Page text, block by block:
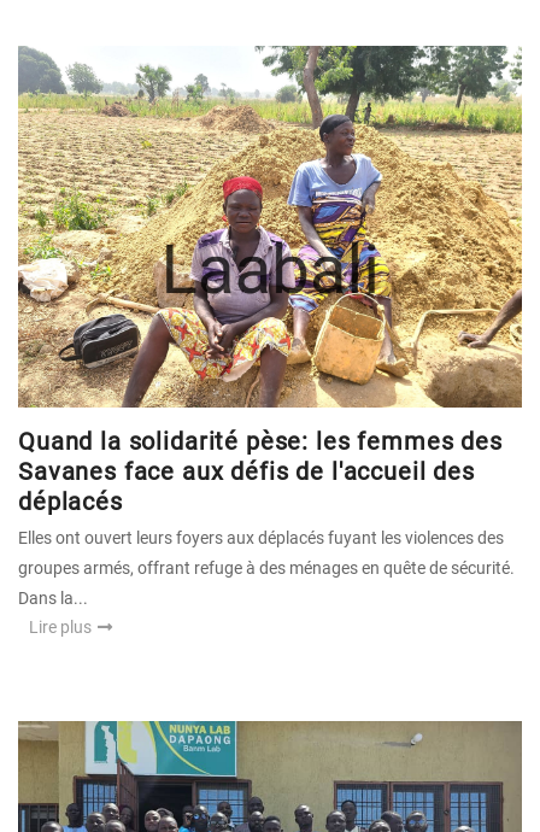
Quand la solidarité pèse: les femmes des
Savanes face aux défis de l'accueil des
déplacés
Elles ont ouvert leurs foyers aux déplacés fuyant les violences des
groupes armés, offrant refuge à des ménages en quête de sécurité.
Dans la...
Lire plus